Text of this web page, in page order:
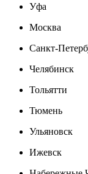
Уфа
Москва
Санкт-
Челябинск
Тольятти
Тюмень
Ульяновск
Ижевск